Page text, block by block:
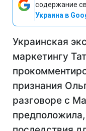
содержание
Украина в
Украинская
маркетингу
признания
разговоре с